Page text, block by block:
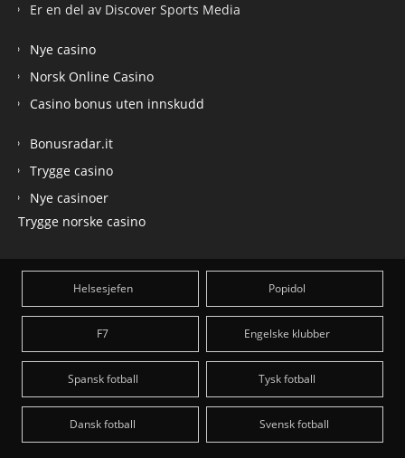
Er en del av Discover Sports Media
Nye casino
Norsk Online Casino
Casino bonus uten innskudd
Bonusradar.it
Trygge casino
Nye casinoer
Trygge norske casino
Helsesjefen Popidol
F7 Engelske klubber
Spansk fotball Tysk fotball
Dansk fotball Svensk fotball